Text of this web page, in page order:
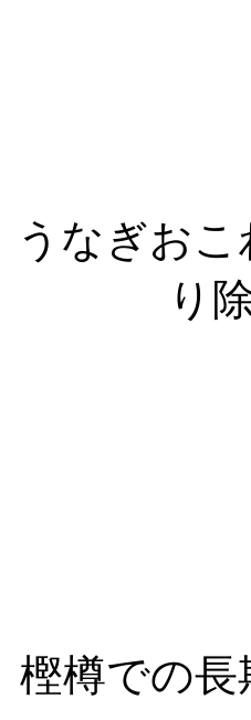
うなぎお
り
樫樽での